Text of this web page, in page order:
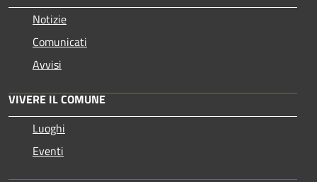
Notizie
Comunicati
Avvisi
VIVERE IL COMUNE
Luoghi
Eventi